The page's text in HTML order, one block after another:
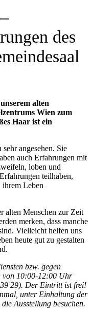
des
alten
Wien zum
Haar ist ein
angesehen. Sie
auch Erfahrungen mit
loben und
teilhaben,
ihrem Leben
alten Menschen zur Zeit
merken, dass manche
Vielleicht helfen uns
heute gut zu gestalten
bzw. gegen
von 10:00-12:00 Uhr
29). Der Eintritt ist frei!
unter Einhaltung der
Ausstellung besuchen.